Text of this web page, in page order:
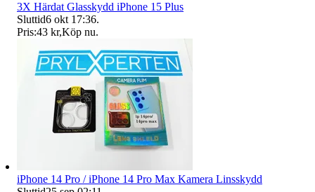
3X Härdat Glasskydd iPhone 15 Plus
Sluttid6 okt 17:36.
Pris:43 kr,Köp nu.
iPhone 14 Pro / iPhone 14 Pro Max Kamera Linsskydd